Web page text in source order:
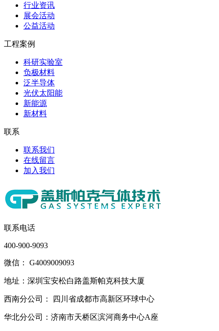
行业资讯
展会活动
公益活动
工程案例
科研实验室
负极材料
泛半导体
光伏太阳能
新能源
新材料
联系
联系我们
在线留言
加入我们
联系电话
400-900-9093
微信： G4009009093
地址：深圳宝安松白路盖斯帕克科技大厦
西南分公司： 四川省成都市高新区环球中心
华北分公司：济南市天桥区滨河商务中心A座